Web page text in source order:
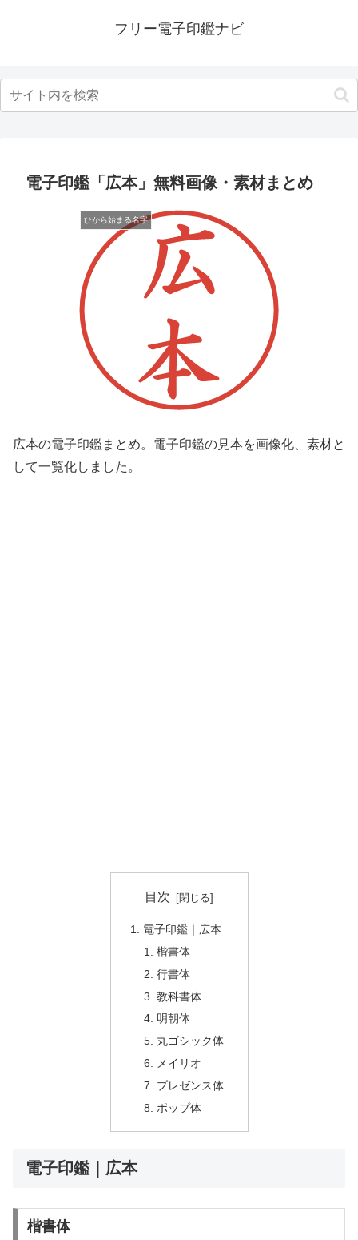
フリー電子印鑑ナビ
電子印鑑「広本」無料画像・素材まとめ
ひから始まる名字
広本の電子印鑑まとめ。電子印鑑の見本を画像化、素材と
して一覧化しました。
目次
電子印鑑｜広本
楷書体
行書体
教科書体
明朝体
丸ゴシック体
メイリオ
プレゼンス体
ポップ体
電子印鑑｜広本
楷書体